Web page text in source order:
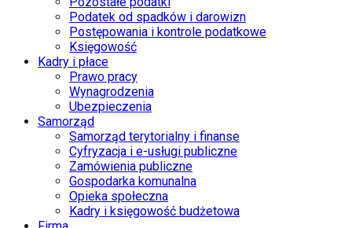
Podatek od spadków i darowizn
Postępowania i kontrole podatkowe
Księgowość
Kadry i płace
Prawo pracy
Wynagrodzenia
Ubezpieczenia
Samorząd
Samorząd terytorialny i finanse
Cyfryzacja i e-usługi publiczne
Zamówienia publiczne
Gospodarka komunalna
Opieka społeczna
Kadry i księgowość budżetowa